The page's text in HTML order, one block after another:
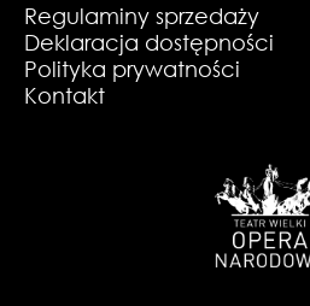
Regulaminy sprzedaży
Deklaracja dostępności
Polityka prywatności
Kontakt